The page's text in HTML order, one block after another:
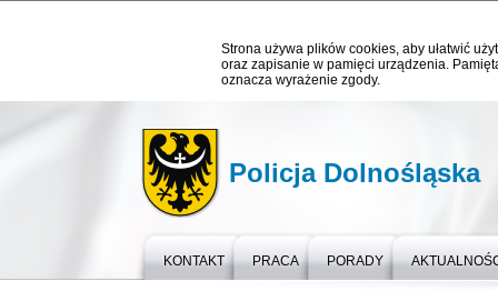
Strona używa plików cookies, aby ułatwić
oraz zapisanie w pamięci urządzenia.
oznacza wyrażenie zgody.
Policja Dolnośląska
KONTAKT PRACA PORADY